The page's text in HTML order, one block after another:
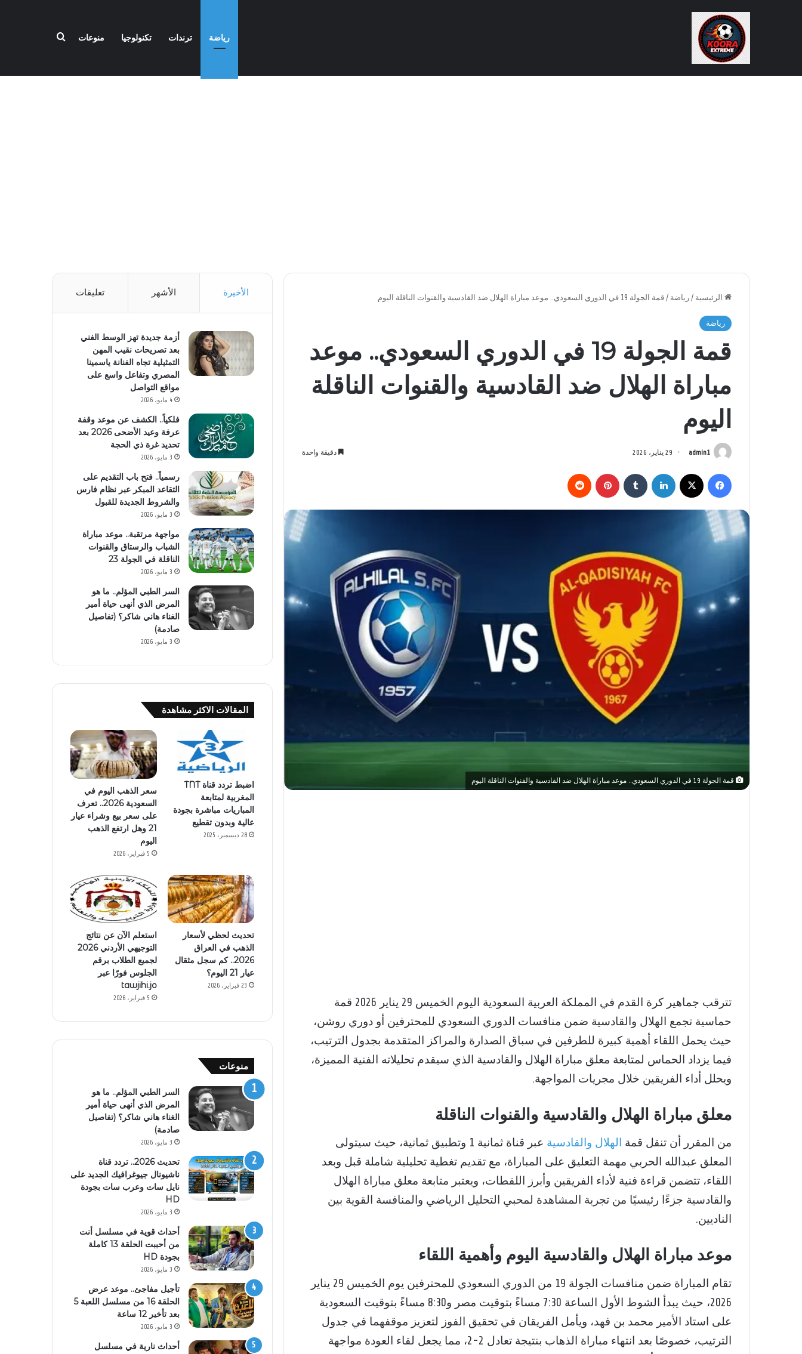
رياضة ترندات تكنولوجيا منوعات بحث عن
الرئيسية / رياضة / قمة الجولة 19 في الدوري السعودي.. موعد مباراة الهلال ضد القادسية والقنوات الناقلة اليوم
رياضة
قمة الجولة 19 في الدوري السعودي.. موعد
مباراة الهلال ضد القادسية والقنوات الناقلة
اليوم
admin1 29 يناير، 2026 دقيقة واحدة
فيسبوك لينكدإن بينتيريست
قمة الجولة 19 في الدوري السعودي.. موعد مباراة الهلال ضد القادسية والقنوات الناقلة اليوم
تترقب جماهير كرة القدم في المملكة العربية السعودية اليوم الخميس 29 يناير 2026 قمة
حماسية تجمع الهلال والقادسية ضمن منافسات الدوري السعودي للمحترفين أو دوري روشن،
حيث يحمل اللقاء أهمية كبيرة للطرفين في سباق الصدارة والمراكز المتقدمة بجدول الترتيب،
فيما يزداد الحماس لمتابعة معلق مباراة الهلال والقادسية الذي سيقدم تحليلاته الفنية المميزة،
ويحلل أداء الفريقين خلال مجريات المواجهة.
معلق مباراة الهلال والقادسية والقنوات الناقلة
من المقرر أن تنقل قمة الهلال والقادسية
عبر قناة ثمانية 1 وتطبيق ثمانية، حيث سيتولى
المعلق عبدالله الحربي مهمة التعليق على المباراة، مع تقديم تغطية تحليلية شاملة قبل وبعد
اللقاء، تتضمن قراءة فنية لأداء الفريقين وأبرز اللقطات، ويعتبر متابعة معلق مباراة الهلال
والقادسية جزءًا رئيسيًا من تجربة المشاهدة لمحبي التحليل الرياضي والمنافسة القوية بين
الناديين.
موعد مباراة الهلال والقادسية اليوم وأهمية اللقاء
تقام المباراة ضمن منافسات الجولة 19 من الدوري السعودي للمحترفين يوم الخميس 29 يناير
2026، حيث يبدأ الشوط الأول الساعة 7:30 مساءً بتوقيت مصر و8:30 مساءً بتوقيت السعودية
على استاد الأمير محمد بن فهد، ويأمل الفريقان في تحقيق الفوز لتعزيز موقفهما في جدول
الترتيب، خصوصًا بعد انتهاء مباراة الذهاب بنتيجة تعادل 2-2، مما يجعل لقاء العودة مواجهة
الأخيرة الأشهر تعليقات
أزمة جديدة تهز الوسط الفني
بعد تصريحات نقيب المهن
التمثيلية تجاه الفنانة ياسمينا
المصري وتفاعل واسع على
مواقع التواصل
4 مايو، 2026
فلكياً.. الكشف عن موعد وقفة
عرفة وعيد الأضحى 2026 بعد
تحديد غرة ذي الحجة
3 مايو، 2026
رسمياً.. فتح باب التقديم على
التقاعد المبكر عبر نظام فارس
والشروط الجديدة للقبول
3 مايو، 2026
مواجهة مرتقبة.. موعد مباراة
الشباب والرستاق والقنوات
الناقلة في الجولة 23
3 مايو، 2026
السر الطبي المؤلم.. ما هو
المرض الذي أنهى حياة أمير
الغناء هاني شاكر؟ (تفاصيل
صادمة)
3 مايو، 2026
المقالات الاكثر مشاهدة
اضبط تردد قناة TNT
المغربية لمتابعة
المباريات مباشرة بجودة
عالية وبدون تقطيع
28 ديسمبر، 2025
سعر الذهب اليوم في
السعودية 2026.. تعرف
على سعر بيع وشراء عيار
21 وهل ارتفع الذهب
اليوم
5 فبراير، 2026
تحديث لحظي لأسعار
الذهب في العراق
2026.. كم سجل مثقال
عيار 21 اليوم؟
23 فبراير، 2026
استعلم الآن عن نتائج
التوجيهي الأردني 2026
لجميع الطلاب برقم
الجلوس فورًا عبر
tawjihi.jo
5 فبراير، 2026
منوعات
السر الطبي المؤلم.. ما هو
المرض الذي أنهى حياة أمير
الغناء هاني شاكر؟ (تفاصيل
صادمة)
3 مايو، 2026
تحديث 2026.. تردد قناة
ناشيونال جيوغرافيك الجديد على
نايل سات وعرب سات بجودة
HD
3 مايو، 2026
أحداث قوية في مسلسل أنت
من أحببت الحلقة 13 كاملة
بجودة HD
3 مايو، 2026
تأجيل مفاجئ.. موعد عرض
الحلقة 16 من مسلسل اللعبة 5
بعد تأخير 12 ساعة
3 مايو، 2026
أحداث نارية في مسلسل